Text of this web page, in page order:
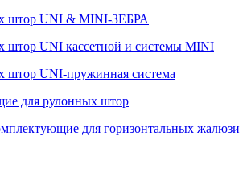
штор UNI & MINI-ЗЕБРА
штор UNI кассетной и системы MINI
штор UNI-пружинная система
для рулонных штор
для горизонтальных жалюзи